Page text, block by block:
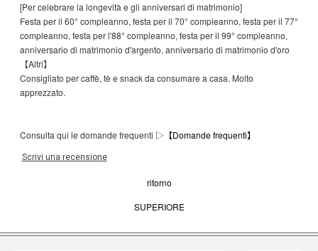
[Per celebrare la longevità e gli anniversari di matrimonio]
Festa per il 60° compleanno, festa per il 70° compleanno, festa per il 77°
compleanno, festa per l'88° compleanno, festa per il 99° compleanno,
anniversario di matrimonio d'argento, anniversario di matrimonio d'oro
【Altri】
Consigliato per caffè, tè e snack da consumare a casa. Molto
apprezzato.
Consulta qui le domande frequenti ▷ 【Domande frequenti】
Scrivi una recensione
ritorno
SUPERIORE